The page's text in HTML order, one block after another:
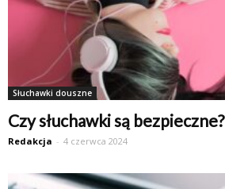
Słuchawki douszne
Czy słuchawki są bezpieczne?
Redakcja - 4 czerwca 2024